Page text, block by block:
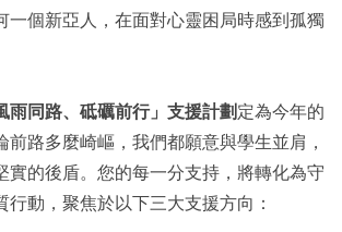
一個新亞人，在面對心靈困局時感到孤獨
雨同路、砥礪前行」支援計劃定為今年的
路多麼崎嶇，我們都願意與學生並肩，
實的後盾。您的每一分支持，將轉化為守
動，聚焦於以下三大支援方向：